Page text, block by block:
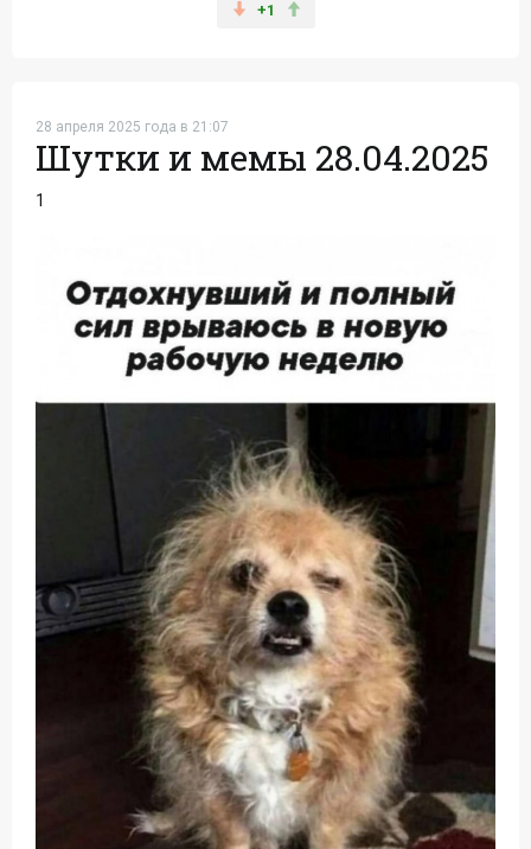
+1
28 апреля 2025 года в 21:07
Шутки и мемы 28.04.2025
1